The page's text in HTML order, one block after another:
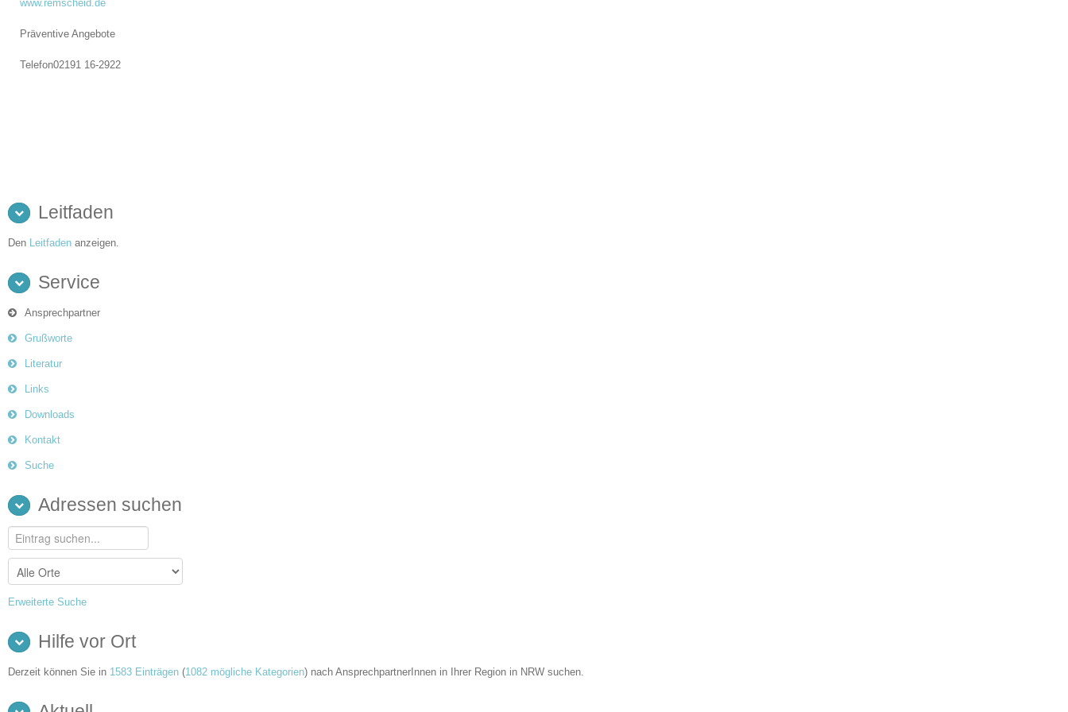
www.remscheid.de
Präventive Angebote
Telefon02191 16-2922
Leitfaden
Den Leitfaden anzeigen.
Service
Ansprechpartner
Grußworte
Literatur
Links
Downloads
Kontakt
Suche
Adressen suchen
Erweiterte Suche
Hilfe vor Ort
Derzeit können Sie in 1583 Einträgen (1082 mögliche Kategorien) nach AnsprechpartnerInnen in Ihrer Region in NRW suchen.